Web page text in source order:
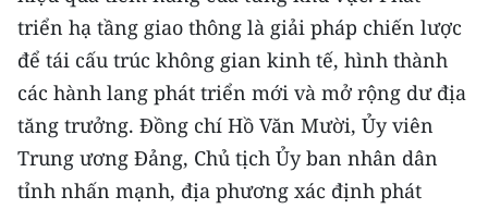
triển hạ tầng giao thông là giải pháp chiến lược
để tái cấu trúc không gian kinh tế, hình thành
các hành lang phát triển mới và mở rộng dư địa
tăng trưởng. Đồng chí Hồ Văn Mười, Ủy viên
Trung ương Đảng, Chủ tịch Ủy ban nhân dân
tỉnh nhấn mạnh, địa phương xác định phát